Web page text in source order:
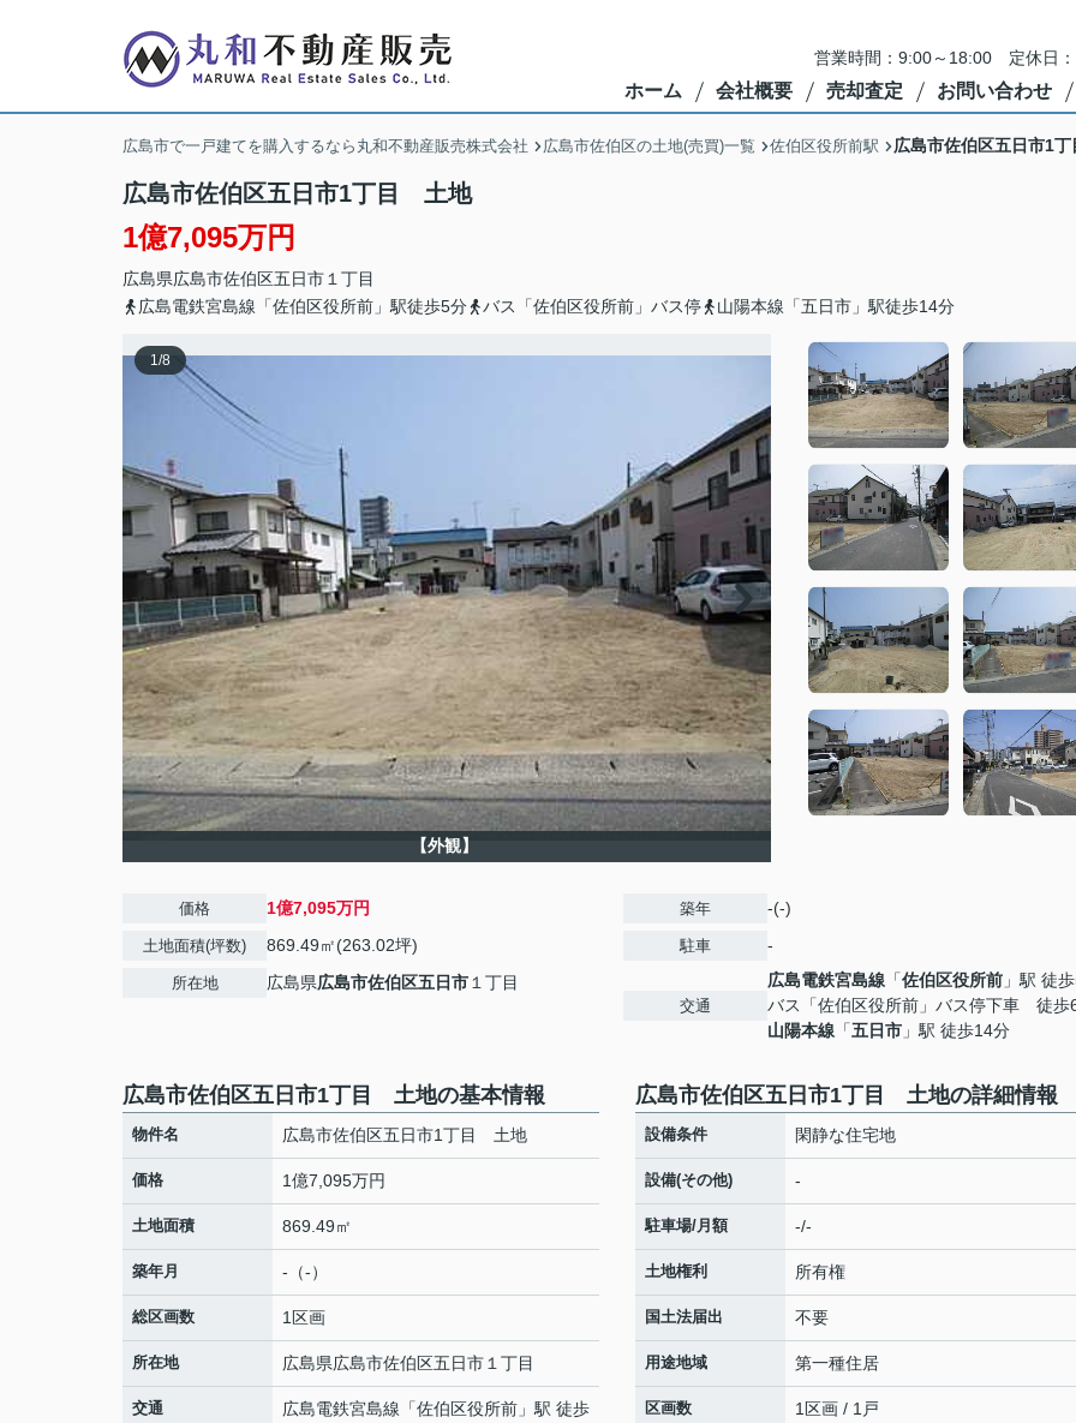
営業時間：9:00～18:00 定休日
ホーム 会社概要 売却査定 お問い合わせ
広島市で一戸建てを購入するなら丸和不動産販売株式会社 広島市佐伯区の土地(売買)一覧 佐伯区役所前駅 広島市佐伯区五日市1
広島市佐伯区五日市1丁目 土地
1億7,095万円
広島県広島市佐伯区五日市 １丁目
広島電鉄宮島線「佐伯区役所前」駅徒歩5分
バス「佐伯区役所前」バス停 山陽本線「五日市」駅徒歩14分
1/8
【外観】
価格 1億7,095万円
土地面積(坪数) 869.49㎡(263.02坪)
所在地 広島県広島市佐伯区五日市 １丁目
築年 -(-)
駐車 -
交通
広島電鉄宮島線 「佐伯区役所前 」駅 徒
バス「佐伯区役所前」バス停下車 徒歩
山陽本線 「五日市 」駅 徒歩14分
広島市佐伯区五日市1丁目 土地の基本情報
物件名 広島市佐伯区五日市1丁目 土地
価格 1億7,095万円
土地面積 869.49㎡
築年月 -（-）
総区画数 1区画
所在地 広島県広島市佐伯区五日市 １丁目
交通 広島電鉄宮島線 「佐伯区役所前 」駅 徒歩
広島市佐伯区五日市1丁目 土地の詳細情報
設備条件 閑静な住宅地
設備(その他) -
駐車場/月額 -/-
土地権利 所有権
国土法届出 不要
用途地域 第一種住居
区画数 1区画 / 1戸